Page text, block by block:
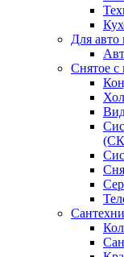
Для авто
Снятое с